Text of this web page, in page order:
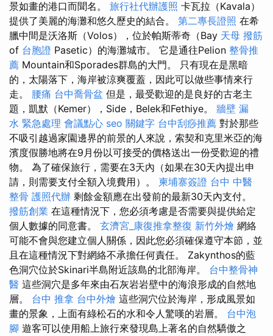
景如畫的港口而聞名。 旅行社代辦護照 卡瓦拉（Kavala）
提供了美麗的海灘和悠久歷史的結合。 第二專長證照 在希
臘中間是沃洛斯（Volos），位於帕斯蒂奇（Bay 天母 撥筋
of 台胞證 Pasetic）的海灘城市。 它是通往Pelion 整骨推
薦 Mountain和Sporades群島的大門。 只有現在是黑暗
的，太陽落下，海岸被涼爽覆蓋，因此可以做些事情來行
走。 腰痛 台中喬骨盆 但是，最受歡迎的是良好的古老主
題，凱默（Kemer），Side，Belek和Fethiye。 牆壁 漏
水 緊急處理 會議點心 seo 關鍵字 台中刮痧推薦 對於那些
不吸引越過家園邊界的前景的人來說，索契和克里米亞的海
濱度假勝地將在9月份以可接受的價格送出一份受歡迎的禮
物。 為了確保旅行，需要在3天內（如果在30天內提出申
請，則需要支付全額入境費用）。 柬埔寨簽證 台中 中醫
整骨 護照代辦 剩餘金額應在出發前的最新30天內支付。
撥筋創業 在這種情況下，您必須考慮是否需要與提供給定
個人數據的同意書。 玄濟宮_康復推拿整復 新竹外燴 網絡
可能不會與您建立個人關係，因此您必須確保遵守本節，並
且在這種情況下對網絡不承擔任何責任。 Zakynthos的藍
色洞穴位於Skinari半島附近該島的北部海岸。 台中整骨神
醫 這些洞穴是多年來由石灰岩岩壁中的海浪形成的自然地
層。 台中 推拿 台中外燴 這些洞穴位於海岸，形成風景如
畫的景象，上面有綠松石的水和令人驚嘆的岩層。 台中泡
腳 遊客可以使用船上旅行來發現島上著名的自然驕傲之